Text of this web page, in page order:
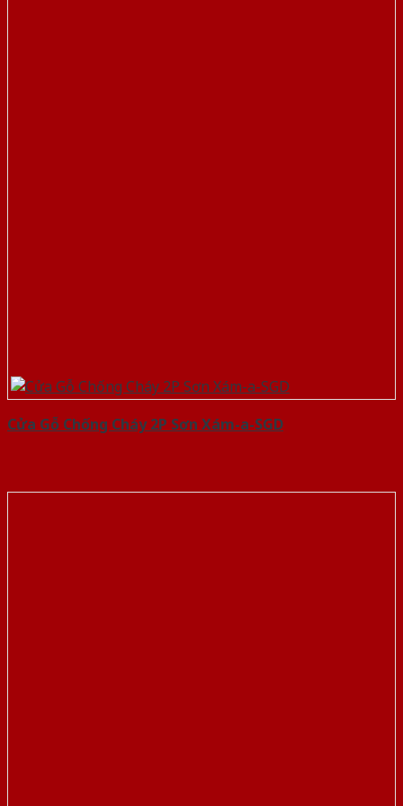
Cửa Gỗ Chống Cháy 2P Sơn Xám-a-SGD